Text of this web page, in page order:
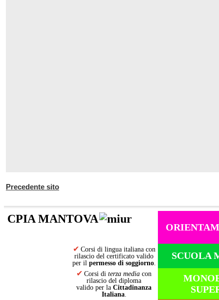
Precedente sito
CPIA MANTOVA
✔ Corsi di lingua italiana con
rilascio del certificato valido
per il permesso di soggiorno.
SCUOLA
✔ Corsi di terza media con
rilascio del diploma
valido per la Cittadinanza
Italiana.